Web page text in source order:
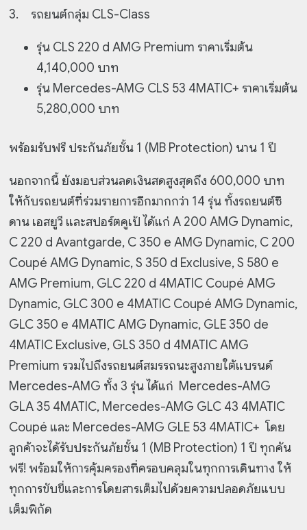
3. รถยนต์กลุ่ม CLS-Class
รุ่น CLS 220 d AMG Premium ราคาเริ่มต้น
4,140,000 บาท
รุ่น Mercedes-AMG CLS 53 4MATIC+ ราคาเริ่มต้น
5,280,000 บาท
พร้อมรับฟรี ประกันภัยชั้น 1 (MB Protection) นาน 1 ปี
นอกจากนี้ ยังมอบส่วนลดเงินสดสูงสุดถึง 600,000 บาท
ให้กับรถยนต์ที่ร่วมรายการอีกมากกว่า 14 รุ่น ทั้งรถยนต์ซี
ดาน เอสยูวี และสปอร์ตคูเป้ ได้แก่ A 200 AMG Dynamic,
C 220 d Avantgarde, C 350 e AMG Dynamic, C 200
Coupé AMG Dynamic, S 350 d Exclusive, S 580 e
AMG Premium, GLC 220 d 4MATIC Coupé AMG
Dynamic, GLC 300 e 4MATIC Coupé AMG Dynamic,
GLC 350 e 4MATIC AMG Dynamic, GLE 350 de
4MATIC Exclusive, GLS 350 d 4MATIC AMG
Premium รวมไปถึงรถยนต์สมรรถนะสูงภายใต้แบรนด์
Mercedes-AMG ทั้ง 3 รุ่น ได้แก่ Mercedes-AMG
GLA 35 4MATIC, Mercedes-AMG GLC 43 4MATIC
Coupé และ Mercedes-AMG GLE 53 4MATIC+ โดย
ลูกค้าจะได้รับประกันภัยชั้น 1 (MB Protection) 1 ปี ทุกคัน
ฟรี! พร้อมให้การคุ้มครองที่ครอบคลุมในทุกการเดินทาง ให้
ทุกการขับขี่และการโดยสารเต็มไปด้วยความปลอดภัยแบบ
เต็มพิกัด